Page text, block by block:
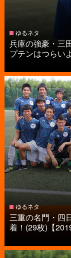
ゆるネタ
兵庫の強豪・三
プテンはつらい
ゆるネタ
三重の名門・四
着！(29枚)【